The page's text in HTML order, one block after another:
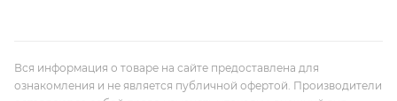
Вся информация о товаре на сайте предоставлена для
ознакомления и не является публичной офертой. Производители